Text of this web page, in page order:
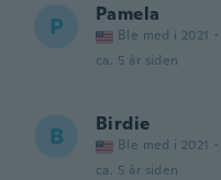
P Pamela
Ble med i 2021 ·
ca. 5 år siden
B Birdie
Ble med i 2021 ·
ca. 5 år siden